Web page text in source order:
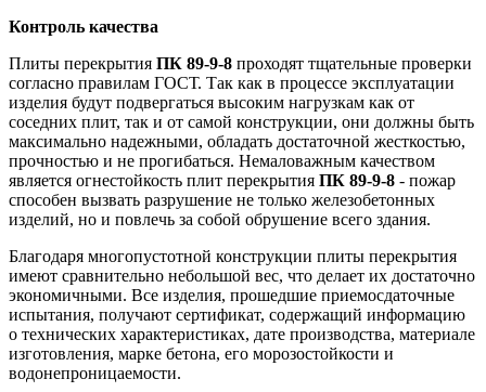
Контроль качества
Плиты перекрытия ПК 89-9-8 проходят тщательные проверки
согласно правилам ГОСТ. Так как в процессе эксплуатации
изделия будут подвергаться высоким нагрузкам как от
соседних плит, так и от самой конструкции, они должны быть
максимально надежными, обладать достаточной жесткостью,
прочностью и не прогибаться. Немаловажным качеством
является огнестойкость плит перекрытия ПК 89-9-8 - пожар
способен вызвать разрушение не только железобетонных
изделий, но и повлечь за собой обрушение всего здания.
Благодаря многопустотной конструкции плиты перекрытия
имеют сравнительно небольшой вес, что делает их достаточно
экономичными. Все изделия, прошедшие приемосдаточные
испытания, получают сертификат, содержащий информацию
о технических характеристиках, дате производства, материале
изготовления, марке бетона, его морозостойкости и
водонепроницаемости.